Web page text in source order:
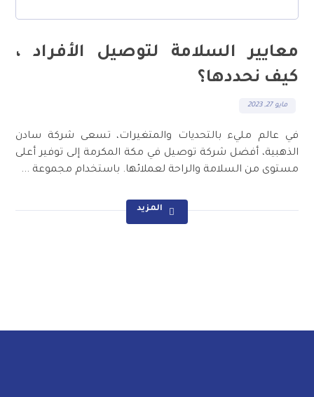
معايير السلامة لتوصيل الأفراد ،
كيف نحددها؟
مايو 27, 2023
في عالم مليء بالتحديات والمتغيرات، تسعى شركة سادن
الذهبية، أفضل شركة توصيل في مكة المكرمة إلى توفير أعلى
مستوى من السلامة والراحة لعملائها. باستخدام مجموعة ...
المزيد